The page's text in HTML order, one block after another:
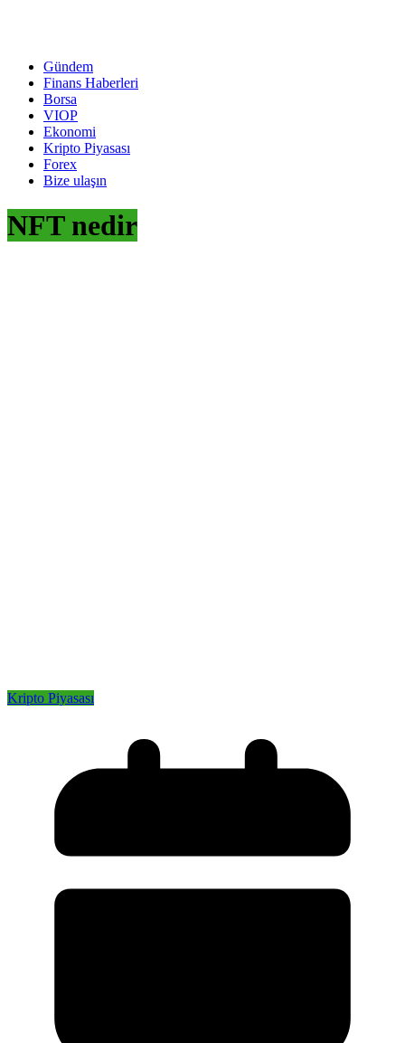
Gündem
Finans Haberleri
Borsa
VIOP
Ekonomi
Kripto Piyasası
Forex
Bize ulaşın
NFT nedir
Kripto Piyasası